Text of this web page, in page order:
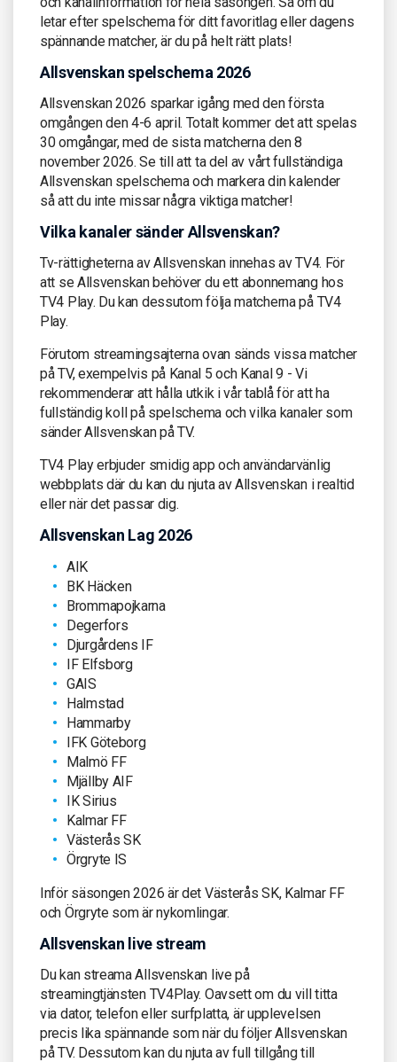
letar efter spelschema för ditt favoritlag eller dagens
spännande matcher, är du på helt rätt plats!
Allsvenskan spelschema 2026
Allsvenskan 2026 sparkar igång med den första
omgången den 4-6 april. Totalt kommer det att spelas
30 omgångar, med de sista matcherna den 8
november 2026. Se till att ta del av vårt fullständiga
Allsvenskan spelschema och markera din kalender
så att du inte missar några viktiga matcher!
Vilka kanaler sänder Allsvenskan?
Tv-rättigheterna av Allsvenskan innehas av TV4. För
att se Allsvenskan behöver du ett abonnemang hos
TV4 Play. Du kan dessutom följa matcherna på TV4
Play.
Förutom streamingsajterna ovan sänds vissa matcher
på TV, exempelvis på Kanal 5 och Kanal 9 - Vi
rekommenderar att hålla utkik i vår tablå för att ha
fullständig koll på spelschema och vilka kanaler som
sänder Allsvenskan på TV.
TV4 Play erbjuder smidig app och användarvänlig
webbplats där du kan du njuta av Allsvenskan i realtid
eller när det passar dig.
Allsvenskan Lag 2026
AIK
BK Häcken
Brommapojkarna
Degerfors
Djurgårdens IF
IF Elfsborg
GAIS
Halmstad
Hammarby
IFK Göteborg
Malmö FF
Mjällby AIF
IK Sirius
Kalmar FF
Västerås SK
Örgryte IS
Inför säsongen 2026 är det Västerås SK, Kalmar FF
och Örgryte som är nykomlingar.
Allsvenskan live stream
Du kan streama Allsvenskan live på
streamingtjänsten TV4Play. Oavsett om du vill titta
via dator, telefon eller surfplatta, är upplevelsen
precis lika spännande som när du följer Allsvenskan
på TV. Dessutom kan du njuta av full tillgång till